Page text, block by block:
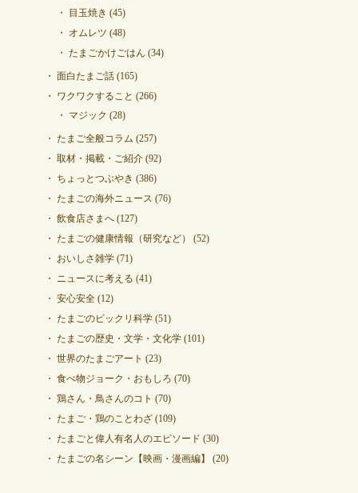
目玉焼き (45)
オムレツ (48)
たまごかけごはん (34)
面白たまご話(165)
ワクワクすること (266)
マジック (28)
たまご全般コラム (257)
取材・掲載・ご紹介(92)
ちょっとつぶやき (386)
たまごの海外ニュース (76)
飲食店さまへ(127)
たまごの健康情報（研究など）
(52)
おいしさ雑学(71)
ニュースに考える (41)
安心安全(12)
たまごのビックリ科学(51)
たまごの歴史・文学・文化学(101)
世界のたまごアート (23)
食べ物ジョーク・おもしろ (70)
鶏さん・鳥さんのコト (70)
たまご・鶏のことわざ(109)
たまごと偉人有名人のエピソード (30)
たまごの名シーン【映画・漫画編】
(20)